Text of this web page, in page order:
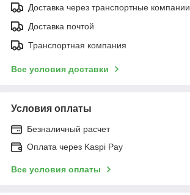
Доставка через транспортные компании
Доставка почтой
Транспортная компания
Все условия доставки
Условия оплаты
Безналичный расчет
Оплата через Kaspi Pay
Все условия оплаты